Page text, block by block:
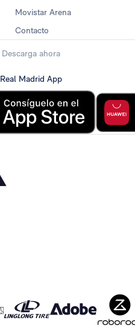
Movistar Arena
Contacto
Descarga ahora
Real Madrid App